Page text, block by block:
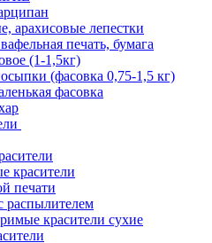
арахисовые лепестки
печать, бумага
(1-1,5кг)
(фасовка 0,75-1,5 кг)
фасовка
красители
печати
распылителем
красители сухие